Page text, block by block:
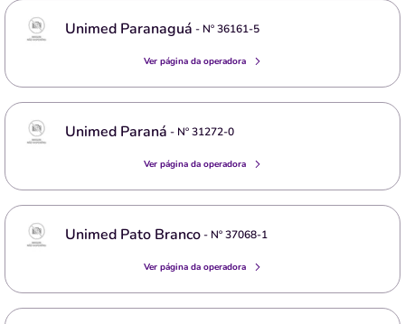
Unimed Paranaguá - Nº36161-5
Ver página da operadora
Unimed Paraná - Nº31272-0
Ver página da operadora
Unimed Pato Branco- Nº37068-1
Ver página da operadora